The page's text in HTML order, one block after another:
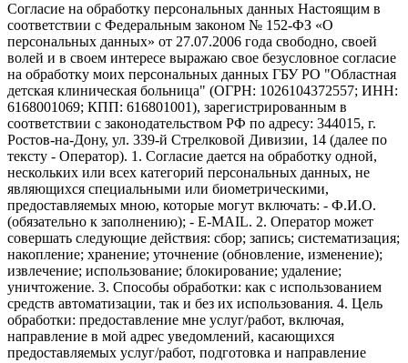
Согласие на обработку персональных данных Настоящим в
соответствии с Федеральным законом № 152-ФЗ «О
персональных данных» от 27.07.2006 года свободно, своей
волей и в своем интересе выражаю свое безусловное согласие
на обработку моих персональных данных ГБУ РО "Областная
детская клиническая больница" (ОГРН: 1026104372557; ИНН:
6168001069; КПП: 616801001), зарегистрированным в
соответствии с законодательством РФ по адресу: 344015, г.
Ростов-на-Дону, ул. 339-й Стрелковой Дивизии, 14 (далее по
тексту - Оператор). 1. Согласие дается на обработку одной,
нескольких или всех категорий персональных данных, не
являющихся специальными или биометрическими,
предоставляемых мною, которые могут включать: - Ф.И.О.
(обязательно к заполнению); - E-MAIL. 2. Оператор может
совершать следующие действия: сбор; запись; систематизация;
накопление; хранение; уточнение (обновление, изменение);
извлечение; использование; блокирование; удаление;
уничтожение. 3. Способы обработки: как с использованием
средств автоматизации, так и без их использования. 4. Цель
обработки: предоставление мне услуг/работ, включая,
направление в мой адрес уведомлений, касающихся
предоставляемых услуг/работ, подготовка и направление